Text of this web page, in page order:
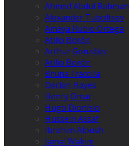
Ahmed Abdul Rahman
Alexander Tuboltsev
Amaya Rubio Ortega
Atilio Borón
Arthur González
Atilio Borón
Bruna Fracolla
Declan Hayes
Henry Omar
Hugo Dionísio
Hussein Assaf
Ibrahim Aloush
Jamal Wakim